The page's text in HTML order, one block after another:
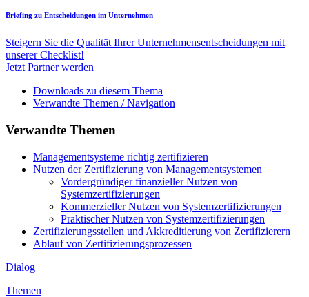
Briefing zu Entscheidungen im Unternehmen
Steigern Sie die Qualität Ihrer Unternehmensentscheidungen mit
unserer Checklist!
Jetzt Partner werden
Downloads zu diesem Thema
Verwandte Themen / Navigation
Verwandte Themen
Managementsysteme richtig zertifizieren
Nutzen der Zertifizierung von Managementsystemen
Vordergründiger finanzieller Nutzen von
Systemzertifizierungen
Kommerzieller Nutzen von Systemzertifizierungen
Praktischer Nutzen von Systemzertifizierungen
Zertifizierungsstellen und Akkreditierung von Zertifizierern
Ablauf von Zertifizierungsprozessen
Dialog
Themen